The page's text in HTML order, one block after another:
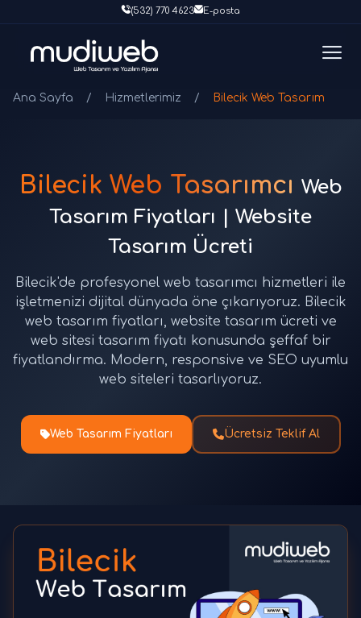
(532) 770 4623 E-posta
Ana Sayfa / Hizmetlerimiz / Bilecik Web Tasarım
Bilecik Web Tasarımcı Web
Tasarım Fiyatları | Website
Tasarım Ücreti
Bilecik'de profesyonel web tasarımcı hizmetleri ile
işletmenizi dijital dünyada öne çıkarıyoruz. Bilecik
web tasarım fiyatları, website tasarım ücreti ve
web sitesi tasarım fiyatı konusunda şeffaf bir
fiyatlandırma. Modern, responsive ve SEO uyumlu
web siteleri tasarlıyoruz.
Web Tasarım Fiyatları Ücretsiz Teklif Al